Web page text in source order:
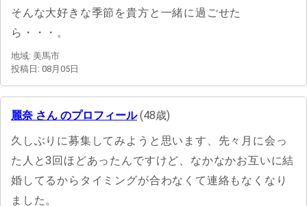
そんな大好きな季節を貴方と一緒に過ごせた
ら・・・。
地域: 美馬市
投稿日: 08月05日
麗奈 さん のプロフィール(48歳)
久しぶりに募集してみようと思います、先々月に会っ
た人と3回ほどあったんですけど、なかなかお互いに結
婚してるからタイミングが合わなくて連絡もなくなり
ました。